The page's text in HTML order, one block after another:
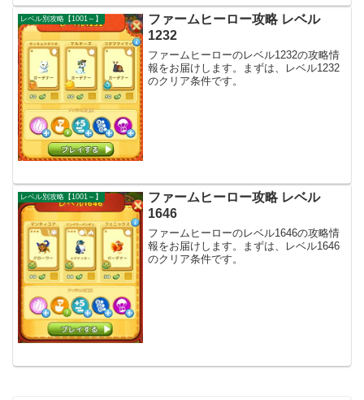
レベル別攻略【1001～】
ファームヒーロー攻略 レベル
1232
ファームヒーローのレベル1232の攻略情
報をお届けします。まずは、レベル1232
のクリア条件です。
レベル別攻略【1001～】
ファームヒーロー攻略 レベル
1646
ファームヒーローのレベル1646の攻略情
報をお届けします。まずは、レベル1646
のクリア条件です。